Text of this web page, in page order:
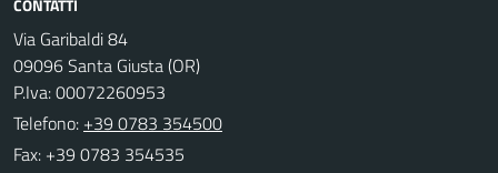
CONTATTI
Via Garibaldi 84
09096 Santa Giusta (OR)
P.Iva: 00072260953
Telefono: +39 0783 354500
Fax: +39 0783 354535